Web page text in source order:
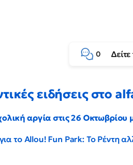
0
ειδήσεις στο
αργία στις 26 Οκτωβρίου
το Allou! Fun Park: Το Ρέντη